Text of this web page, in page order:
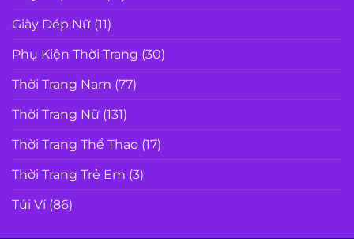
Giày Dép Nữ (11)
Phụ Kiện Thời Trang (30)
Thời Trang Nam (77)
Thời Trang Nữ (131)
Thời Trang Thể Thao (17)
Thời Trang Trẻ Em (3)
Túi Ví(86)